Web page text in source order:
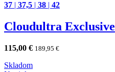
37 | 37,5 | 38 | 42
Cloudultra Exclusive
115,00 € 189,95 €
Skladom